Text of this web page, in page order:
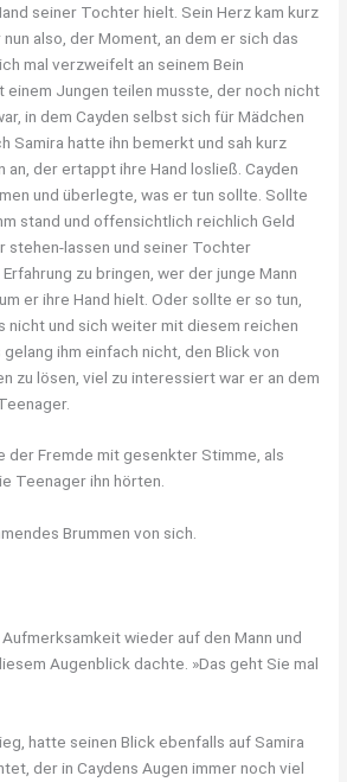
seiner Tochter hielt. Sein Herz kam kurz
also, der Moment, an dem er sich das
mal verzweifelt an seinem Bein
Jungen teilen musste, der noch nicht
in dem Cayden selbst sich für Mädchen
Samira hatte ihn bemerkt und sah kurz
an, der ertappt ihre Hand losließ. Cayden
und überlegte, was er tun sollte. Sollte
stand und offensichtlich reichlich Geld
stehen-lassen und seiner Tochter
zu bringen, wer der junge Mann
er ihre Hand hielt. Oder sollte er so tun,
nicht und sich weiter mit diesem reichen
ihm einfach nicht, den Blick von
zu lösen, viel zu interessiert war er an dem
der Fremde mit gesenkter Stimme, als
Teenager ihn hörten.
Brummen von sich.
wieder auf den Mann und
Augenblick dachte. »Das geht Sie mal
hatte seinen Blick ebenfalls auf Samira
der in Caydens Augen immer noch viel